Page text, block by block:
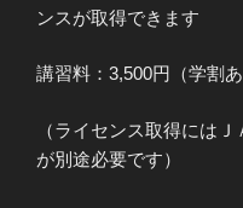
ンスが取得できます
講習料：3,500円（学割あ
（ライセンス取得には
が別途必要です）